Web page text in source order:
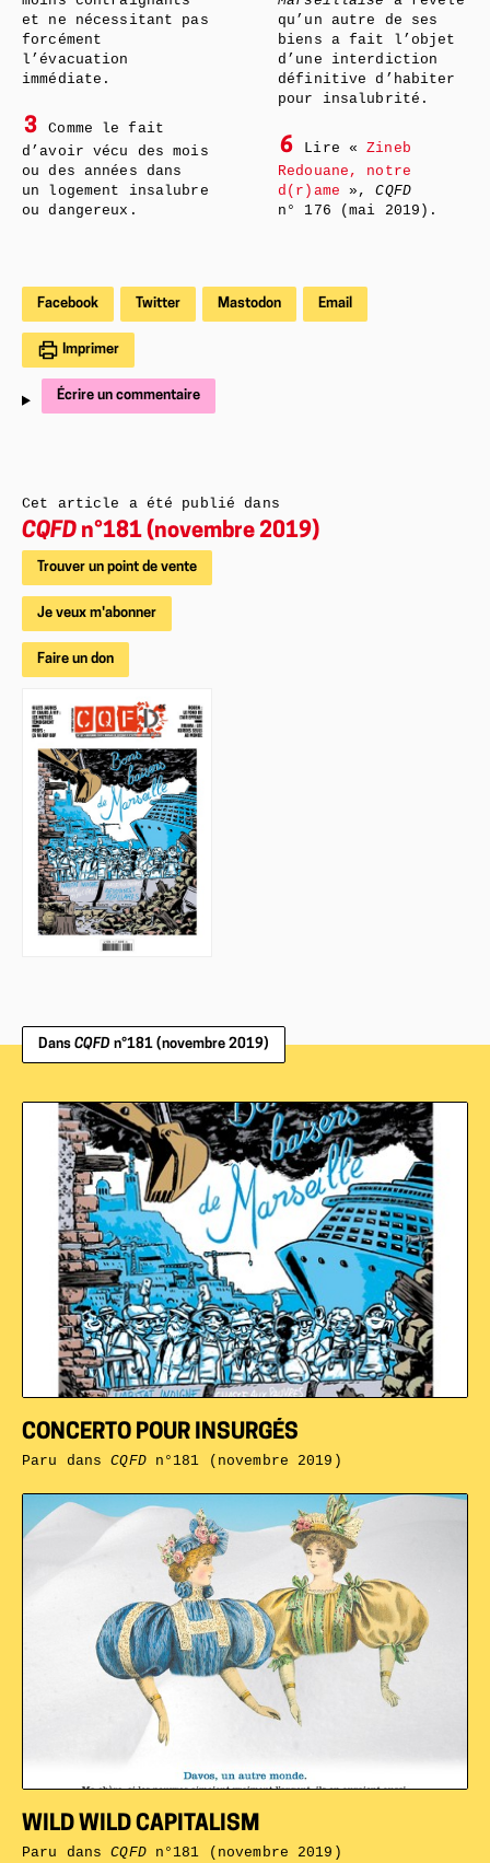
et ne nécessitant pas
forcément
l’évacuation
immédiate.
3
Comme le fait
d’avoir vécu des mois
ou des années dans
un logement insalubre
ou dangereux.
qu’un autre de ses
biens a fait l’objet
d’une interdiction
définitive d’habiter
pour insalubrité.
6 Lire «Zineb
Redouane, notre
d(r)ame »,CQFD
n° 176 (mai 2019).
Facebook Twitter Mastodon Email
Imprimer
Écrire un commentaire
Cet article a été publié dans
CQFD n°181 (novembre 2019)
Trouver un point de vente
Je veux m'abonner
Faire un don
Dans CQFD n°181 (novembre 2019)
WILD WILD CAPITALISM
Paru dansCQFDn°181 (novembre 2019)
CONCERTO POUR INSURGÉS
Paru dansCQFDn°181 (novembre 2019)